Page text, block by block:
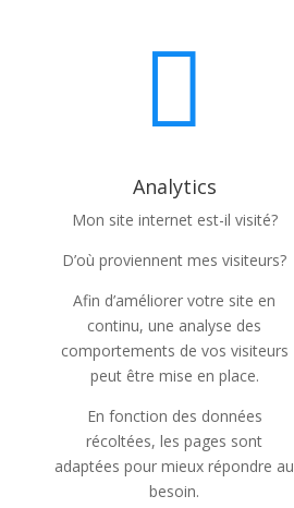

Analytics
Mon site internet est-il visité?
D’où proviennent mes visiteurs?
Afin d’améliorer votre site en
continu, une analyse des
comportements de vos visiteurs
peut être mise en place.
En fonction des données
récoltées, les pages sont
adaptées pour mieux répondre au
besoin.